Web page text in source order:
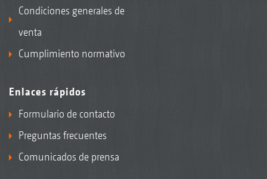
Condiciones generales de
venta
Cumplimiento normativo
Enlaces rápidos
Formulario de contacto
Preguntas frecuentes
Comunicados de prensa